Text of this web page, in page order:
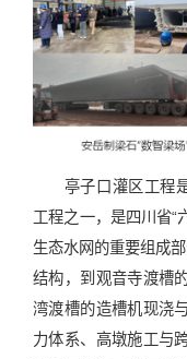
亭子口灌区工程
工程‌之一，是四川省“‌
生态水网的重要组成
结构，到观音寺渡槽
湾渡槽的造槽机现浇
力体系、高墩施工与